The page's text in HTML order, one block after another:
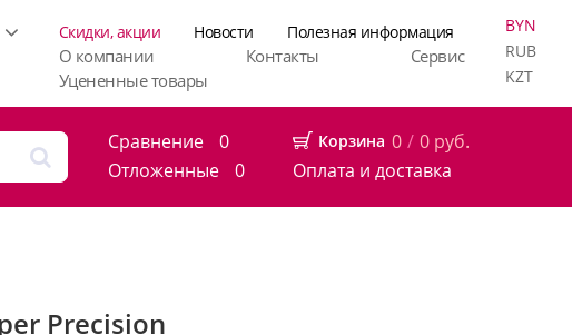
Скидки, акции Новости Полезная информация
О компании Контакты
Сервис
Уцененные товары
BYN
RUB
KZT
Сравнение
0
Отложенные
0
Корзина 0 / 0 руб.
Оплата и доставка
Precision